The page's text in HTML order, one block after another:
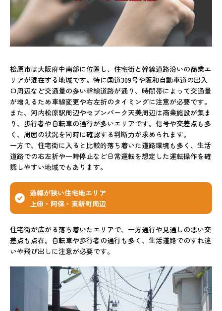
松原市は大阪府中南部に位置し、住宅街と幹線道路沿いの商業エ
リアが混在する地域です。特に国道309号や阪和自動車道の出入
口周辺など交通量の多い幹線道路が通り、時間帯によって交通量
が増えるため車線変更や右左折のタイミングに注意が必要です。
また、河内松原駅周辺やセブンパーク天美周辺は商業施設が集ま
り、歩行者や自転車の通行が多いエリアです。信号や交差点も多
く、周囲の状況を同時に確認する判断力が求められます。
一方で、住宅街に入ると比較的落ち着いた道路環境も多く、生活
道路での右左折や一時停止など日常運転を想定した運転操作を確
認しやすい地域でもあります。
道幅が狭い住宅地エリア
上田・阿保・東新町周辺
住宅街が広がる落ち着いたエリアで、一方通行や見通しの悪い交
差点も点在。自転車や歩行者の通行も多く、生活道路でのすれ違
いや飛び出しに注意が必要です。